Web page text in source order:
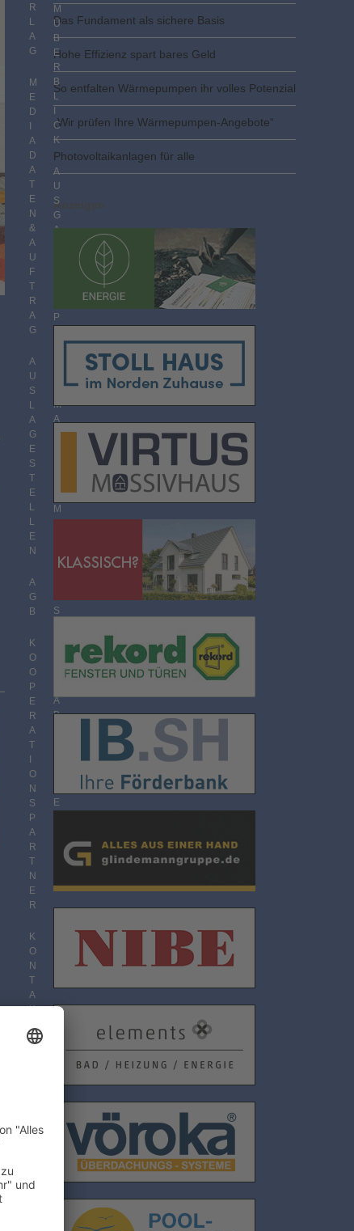
Das Fundament als sichere Basis
Hohe Effizienz spart bares Geld
So entfalten Wärmepumpen ihr volles Potenzial
„Wir prüfen Ihre Wärmepumpen-Angebote“
Photovoltaik­­anlagen für alle
Anzeigen
R
L
A
G
M
E
D
A
D
A
T
E
N
&
A
U
F
T
R
A
G
A
U
S
L
A
G
E
S
T
E
L
L
E
N
A
G
B
K
O
O
P
E
R
A
T
O
N
S
P
A
R
T
N
E
R
K
O
N
T
A
K
S
T
M
Ü
B
E
R
B
L
C
K
A
U
S
G
A
P
M
A
M
B
S
A
B
E